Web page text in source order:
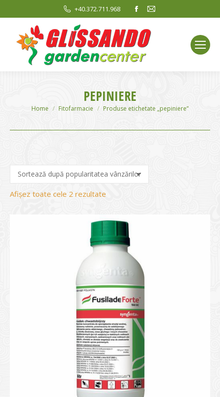
+40.372.711.968
Facebook
opens
in
new
window
Mail
window
PEPINIERE
You are here:
Home Fitofarmacie Produse etichetate „pepiniere”
Afișez toate cele 2 rezultate
medie